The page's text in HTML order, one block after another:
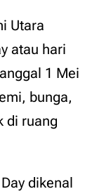
Utara
atau hari
1 Mei
bunga,
di ruang
dikenal